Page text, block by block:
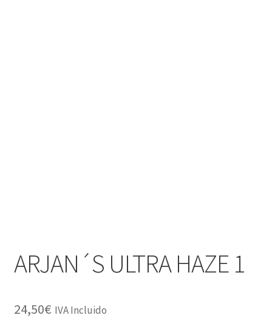
ARJAN´S ULTRA HAZE 1
24,50€ IVA Incluido